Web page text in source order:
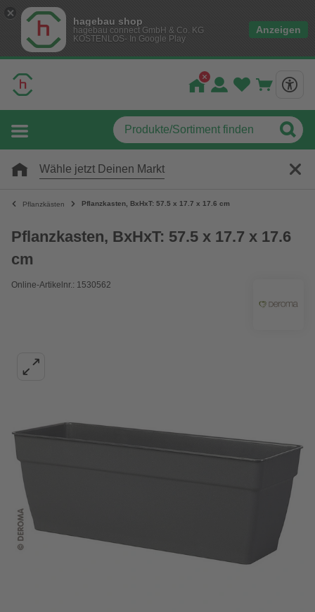
hagebau shop
hagebau connect GmbH & Co. KG
KOSTENLOS- In Google Play
Anzeigen
Wähle jetzt Deinen Markt
Pflanzkästen Pflanzkasten, BxHxT: 57.5 x 17.7 x 17.6 cm
Pflanzkasten, BxHxT: 57.5 x 17.7 x 17.6
cm
Online-Artikelnr.: 1530562